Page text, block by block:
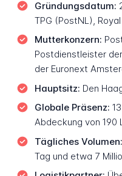
Gründungsdatum:
TPG (PostNL),
Mutterkonzern:
Postdienstleister
der Euronext
Hauptsitz: Den
Globale Präsenz:
Abdeckung von 190
Tägliches Volumen:
Tag und etwa 7